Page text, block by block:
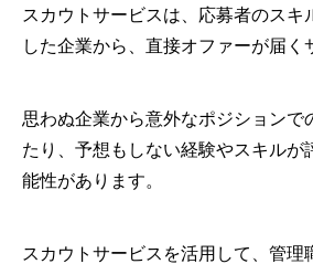
スカウトサービスは、応募者のスキ
した企業から、直接オファーが届く
思わぬ企業から意外なポジションで
たり、予想もしない経験やスキルが
能性があります。
スカウトサービスを活用して、管理